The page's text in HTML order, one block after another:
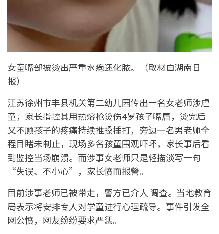
女童嘴部被烫出严重水疱还化脓。（取材自湖南日
报）
江苏徐州市丰县机关第二幼儿园传出一名女老师涉虐
童，家长指控其用热熔枪烫伤4岁孩子嘴唇，烫完后
又不顾孩子的疼痛持续推搡捶打，旁边一名男老师全
程目睹未制止，现场多名孩童围观吓坏，家长事后看
到监控当场崩溃。而涉事女老师只是轻描淡写一句
“失误、不小心”，家长愤而报警。
目前涉事老师已被带走，警方已介人 调查。当地教育
局表示将安排专人对学童进行心理疏导。事件引发全
网公愤，网友纷纷要求严惩。